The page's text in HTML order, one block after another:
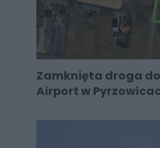
Zamknięta droga
Airport w